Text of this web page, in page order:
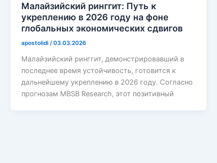
Малайзийский ринггит: Путь к
укреплению в 2026 году на фоне
глобальных экономических сдвигов
apostolidi/03.03.2026
Малайзийский ринггит, демонстрировавший в
последнее время устойчивость, готовится к
дальнейшему укреплению в 2026 году. Согласно
прогнозам MBSB Research, этот позитивный